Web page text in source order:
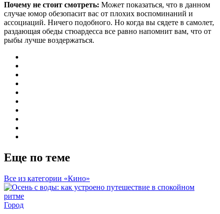
Почему не стоит смотреть: Может показаться, что в данном
случае юмор обезопасит вас от плохих воспоминаний и
ассоциаций. Ничего подобного. Но когда вы сядете в самолет,
раздающая обеды стюардесса все равно напомнит вам, что от
рыбы лучше воздержаться.
Еще по теме
Все из категории «Кино»
Город